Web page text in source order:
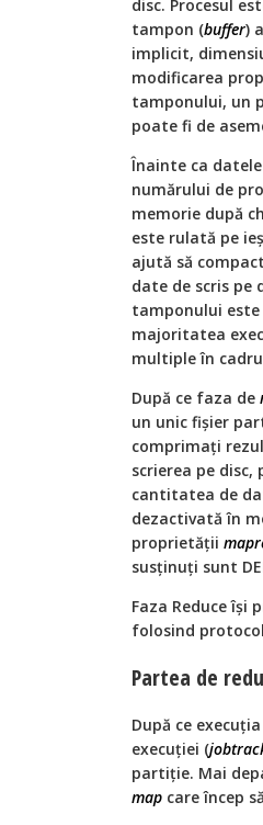
disc. Procesul
tampon (buffer)
implicit,
modificarea
tamponului, un
poate fi de
Înainte ca
numărului de
memorie după
este rulată pe
ajută să
date de scris pe
tamponului
majoritatea
multiple în
După ce faza de
un unic fișier
comprimați
scrierea pe
cantitatea de
dezactivată în
proprietății
susținuți sunt
Faza Reduce
folosind
Partea de
După ce execuția
execuției (
partiție. Mai
map care încep